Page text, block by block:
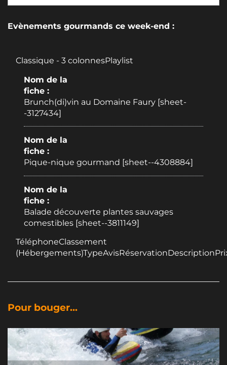
Evènements gourmands ce week-end :
Classique - 3 colonnesPlaylist
Nom de la
fiche :
Brunch(di)vin au Domaine Faury [sheet-
-3127434]
Nom de la
fiche :
Pique-nique gourmand [sheet--4308884]
Nom de la
fiche :
Balade découverte plantes sauvages
comestibles [sheet--3811149]
TéléphoneClassement
Pour bouger...